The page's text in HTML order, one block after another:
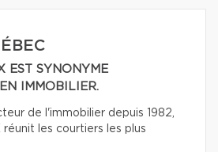
EST SYNONYME
IMMOBILIER.
de l'immobilier depuis 1982,
réunit les courtiers les plus